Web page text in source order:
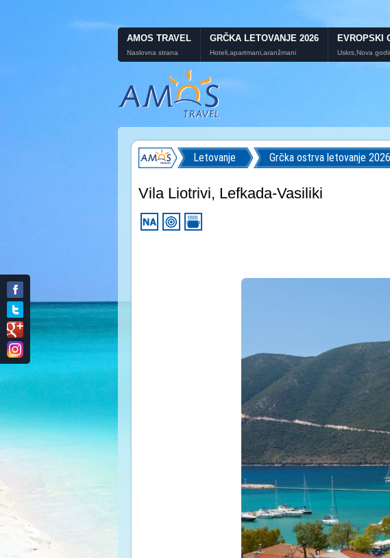
AMOS TRAVEL
Naslovna strana
GRČKA LETOVANJE 2026
Hoteli,apartmani,aranžmani
EVROPSKI
Uskrs,Nova
Letovanje Grčka ostrva letovanje
Vila Liotrivi, Lefkada-Vasiliki